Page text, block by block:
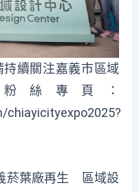
續關注嘉義市區域
絲專頁：
chiayicityexpo2025?
菸葉廠再生 區域設